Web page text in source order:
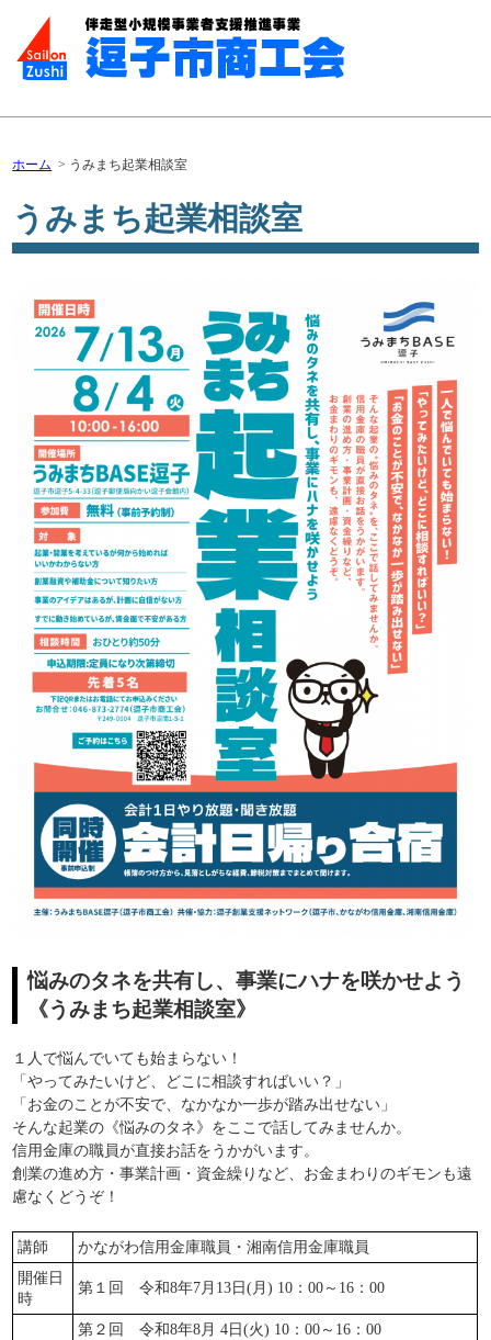
ホーム うみまち起業相談室
うみまち起業相談室
悩みのタネを共有し、事業にハナを咲かせよう
《うみまち起業相談室》
１人で悩んでいても始まらない！
「やってみたいけど、どこに相談すればいい？」
「お金のことが不安で、なかなか一歩が踏み出せない」
そんな起業の《悩みのタネ》をここで話してみませんか。
信用金庫の職員が直接お話をうかがいます。
創業の進め方・事業計画・資金繰りなど、お金まわりのギモンも遠
慮なくどうぞ！
講師
かながわ信用金庫職員・湘南信用金庫職員
開催日
時
第１回 令和8年7月13日(月) 10：00～16：00
第２回 令和8年8月 4日(火) 10：00～16：00